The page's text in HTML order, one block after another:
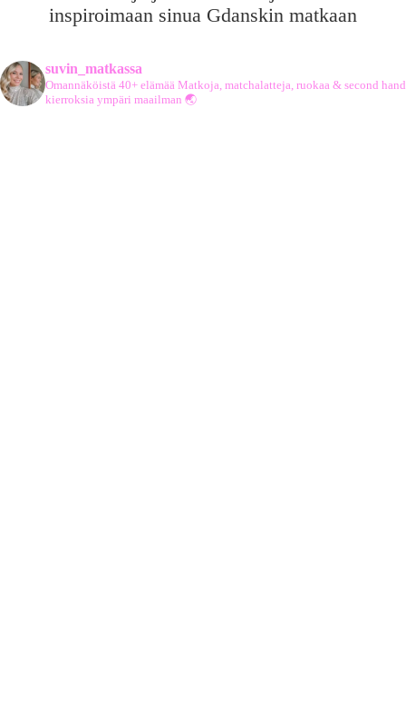
inspiroimaan sinua Gdanskin matkaan
suvin_matkassa
Omannäköistä 40+ elämää Matkoja, matchalatteja, ruokaa & second hand
kierroksia ympäri maailman 🌏